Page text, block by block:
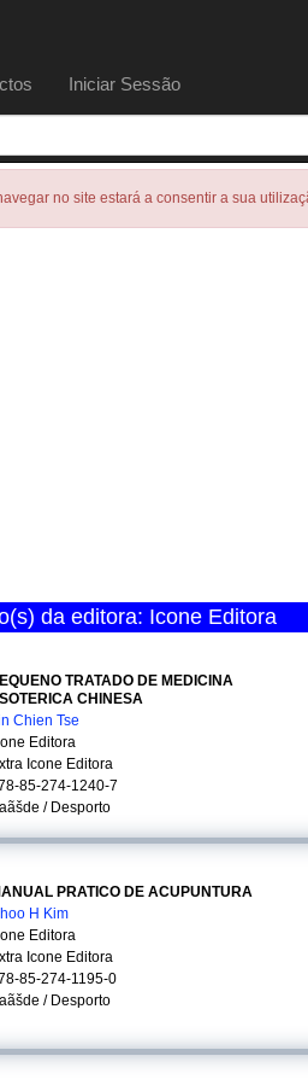
Iniciar Sessão
no site estará a consentir a sua
da editora: Icone Editora
TRATADO DE MEDICINA
CHINESA
Chien Tse
Editora
Icone Editora
85-274-1240-7
/ Desporto
PRATICO DE ACUPUNTURA
H Kim
Editora
Icone Editora
85-274-1195-0
/ Desporto